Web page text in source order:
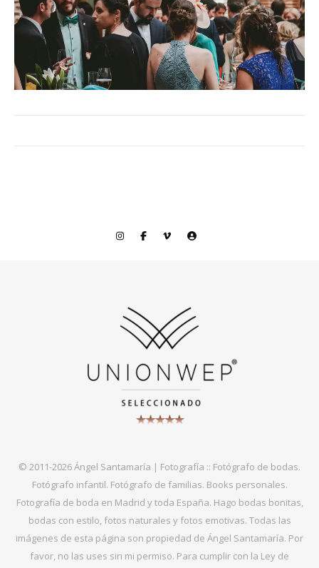
© 2011-2026 Ángel Santamaría | Fotografía :: Fotógrafo de bodas.
Fotógrafo infantil. Fotógrafo de familias. Books personales.
Fotografía de boda en Madrid y toda España. Hago bodas bonitas,
bodas con estilo, fotos naturales y fotos emotivas. Todas las
imágenes de esta página son propiedad de Ángel Santamaría. Por
favor, no las uses sin mi permiso. Para cumplir con la Ley de